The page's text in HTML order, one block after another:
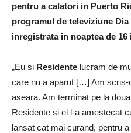
pentru a calatori in Puerto
programul de televiziune
inregistrata in noaptea de 16
„Eu si Residente lucram de
care nu a aparut […] Am scris-
aseara. Am terminat pe la
Residente si el l-a amestecat
lansat cat mai curand, pentru